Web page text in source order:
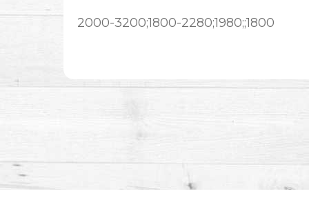
2000-3200;1800-2280;1980;;1800